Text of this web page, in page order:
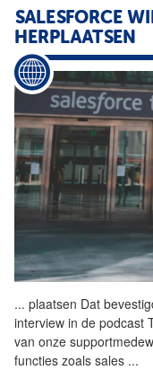
SALESFORCE
HERPLAATSEN
... plaatsen Dat
interview in de podcast
van onze
functies zoals sales ...